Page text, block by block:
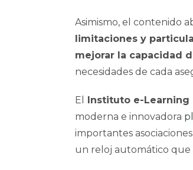
Asimismo, el contenido
limitaciones y
mejorar la capacidad
necesidades de cada
El Instituto e-Learning
moderna e innovadora
importantes
un reloj automático que